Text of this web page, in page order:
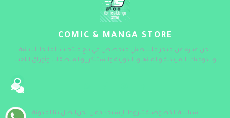
COMIC & MANGA STORE
نحن عبارة عن متجر فلسطيني متخصص في بيع منتجات المانجا اليابانية
والكوميك الامريكية والمانهاوا الكورية والستيكرز والملصقات وأوراق اللعب
سياسة الخصوصيةشروط الإستخداممن نحناتصل بناالمدونة